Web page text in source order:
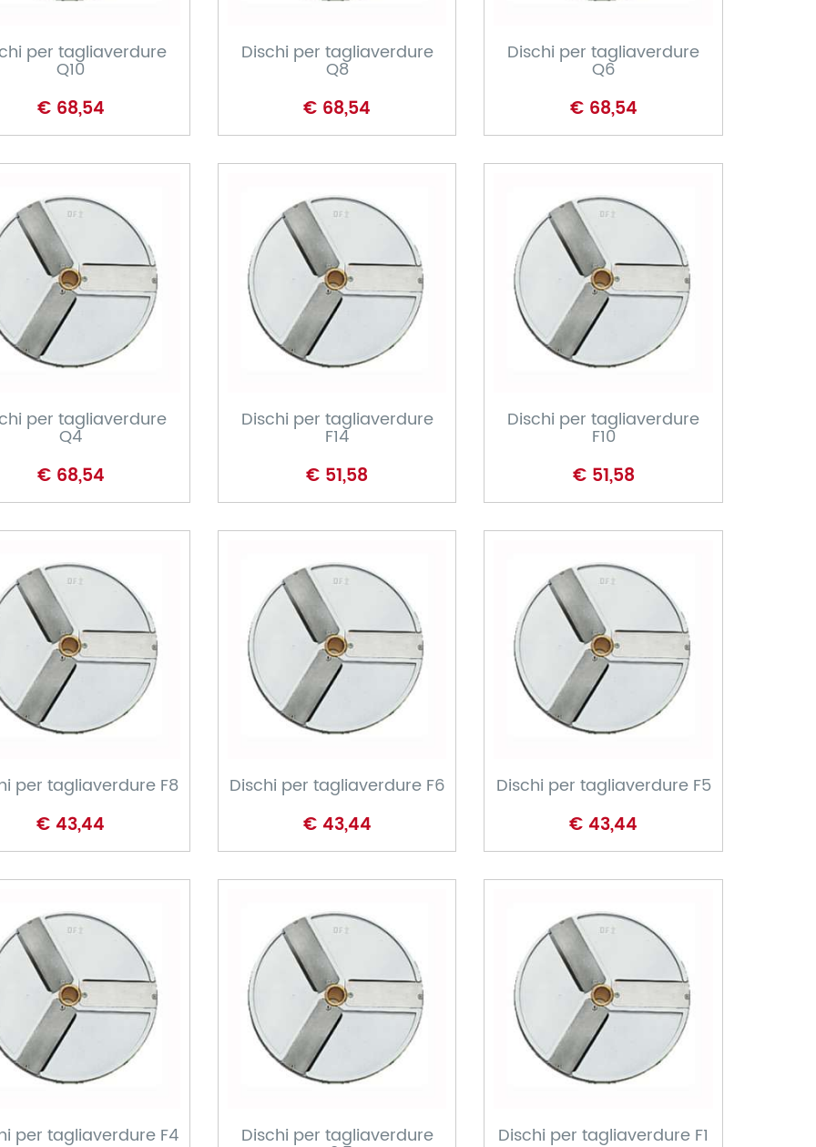
per tagliaverdure
Q10
€ 68,54
Dischi per tagliaverdure
Q8
€ 68,54
Dischi per tagliaverdure
Q6
€ 68,54
CARRELLO
per tagliaverdure
Q4
€ 68,54
CARRELLO
Dischi per tagliaverdure
F14
€ 51,58
CARRELLO
Dischi per tagliaverdure
F10
€ 51,58
CARRELLO
per tagliaverdure F8
€ 43,44
CARRELLO
Dischi per tagliaverdure F6
€ 43,44
CARRELLO
Dischi per tagliaverdure F5
€ 43,44
CARRELLO
per tagliaverdure F4
CARRELLO
Dischi per tagliaverdure
CARRELLO
Dischi per tagliaverdure F1